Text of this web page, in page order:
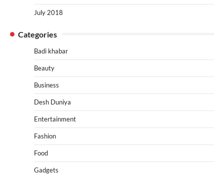
July 2018
Categories
Badi khabar
Beauty
Business
Desh Duniya
Entertainment
Fashion
Food
Gadgets